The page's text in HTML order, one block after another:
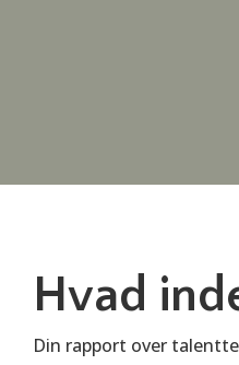
Hvad
Din rapport over